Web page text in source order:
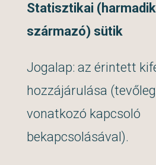
Statisztikai
származó) sütik
Jogalap: az érintett
hozzájárulása
vonatkozó kapcsoló
bekapcsolásával).